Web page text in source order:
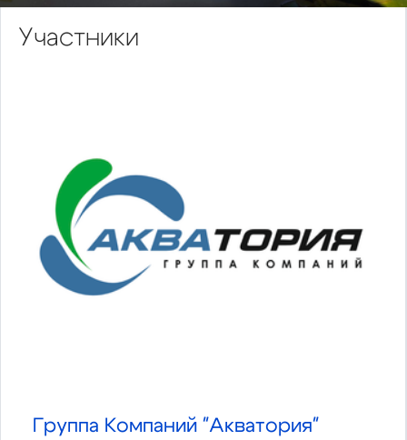
Участники
Группа Компаний "Акватория"